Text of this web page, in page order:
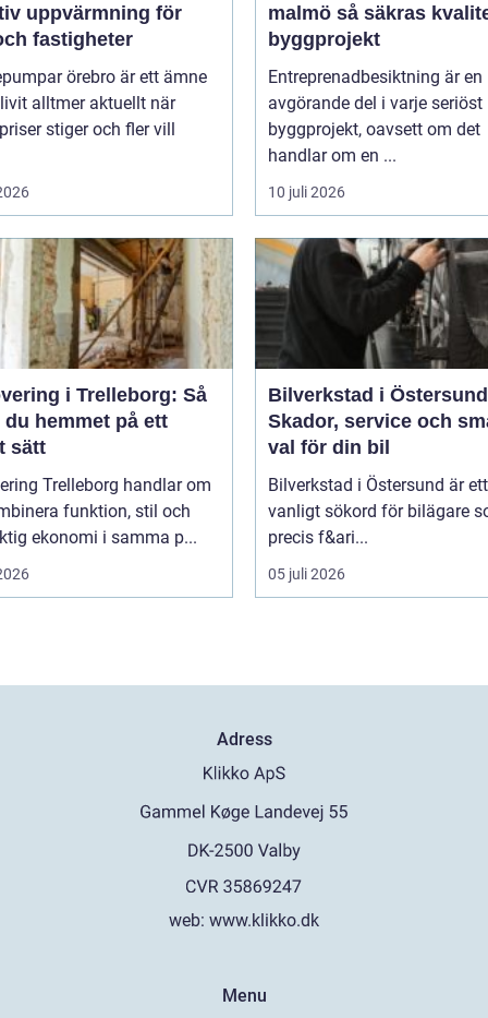
uppvärmning för
fastigheter
örebro är ett ämne
alltmer aktuellt när
stiger och fler vill
malmö så säkras kvaliteten i
byggprojekt
Entreprenadbesiktning är en
avgörande del i varje seriöst
byggprojekt, oavsett om det
handlar om en ...
10 juli 2026
i Trelleborg: Så
hemmet på ett
sätt
Trelleborg handlar om
funktion, stil och
ekonomi i samma p...
Bilverkstad i
Skador, service och
val för din bil
Bilverkstad i Östersund är ett
vanligt sökord för bilägare
precis f&ari...
05 juli 2026
Adress
web: www.klikko.dk
Menu